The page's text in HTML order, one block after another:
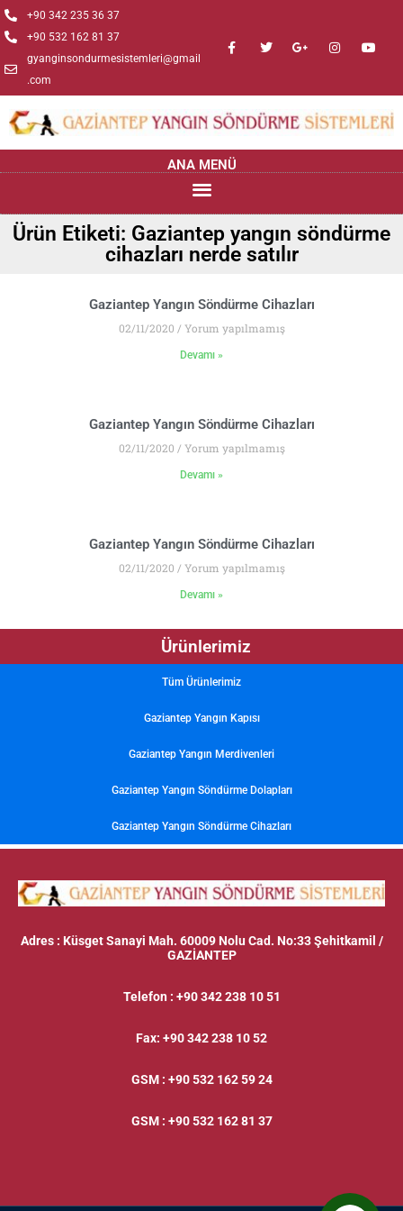
+90 342 235 36 37
+90 532 162 81 37
gyanginsondurmesistemleri@gmail
.com
ANA MENÜ
Ürün Etiketi: Gaziantep yangın söndürme
cihazları nerde satılır
Ürünlerimiz
Tüm Ürünlerimiz
Gaziantep Yangın Kapısı
Gaziantep Yangın Merdivenleri
Gaziantep Yangın Söndürme Dolapları
Gaziantep Yangın Söndürme Cihazları
Gaziantep Yangın Söndürme Cihazları
02/11/2020 Yorum yapılmamış
Devamı »
Gaziantep Yangın Söndürme Cihazları
02/11/2020 Yorum yapılmamış
Devamı »
Gaziantep Yangın Söndürme Cihazları
02/11/2020 Yorum yapılmamış
Devamı »
Adres : Küsget Sanayi Mah. 60009 Nolu Cad. No:33 Şehitkamil /
GAZİANTEP
Telefon : +90 342 238 10 51
Fax: +90 342 238 10 52
GSM : +90 532 162 59 24
GSM : +90 532 162 81 37